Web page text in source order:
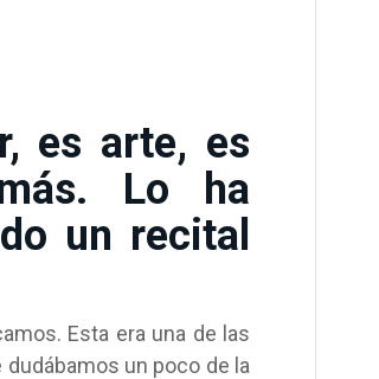
es arte, es
Lo ha
un recital
Esta era una de las
un poco de la